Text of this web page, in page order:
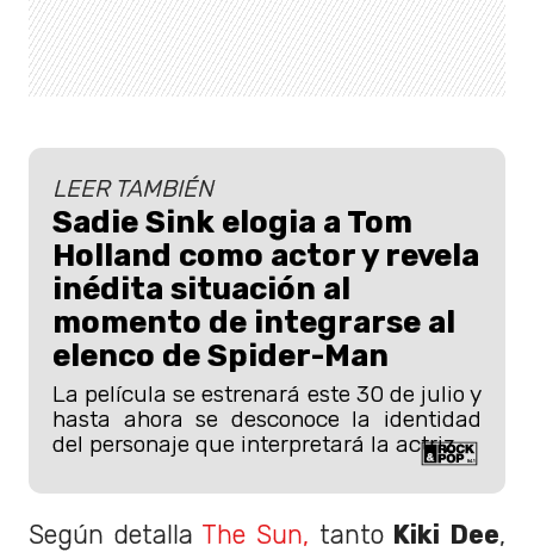
LEER TAMBIÉN
Sadie Sink elogia a Tom
Holland como actor y revela
inédita situación al
momento de integrarse al
elenco de Spider-Man
La película se estrenará este 30 de julio y
hasta ahora se desconoce la identidad
del personaje que interpretará la actriz.
Según detalla The Sun, tantoKiki Dee,